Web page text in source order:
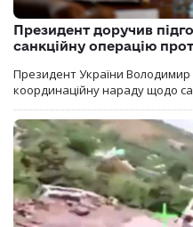
Президент доручив
санкційну операцію
Президент України Володимир
координаційну нараду щодо